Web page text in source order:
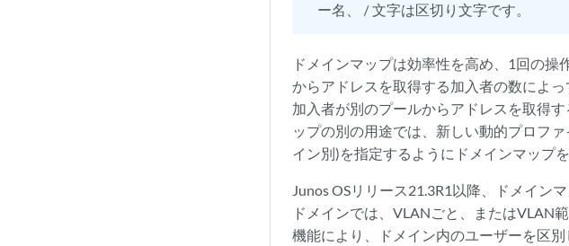
ー名、
/ 文字は区切り文字です。
ドメインマップは効率性を高め、1回の
からアドレスを取得する加入者の数によ
加入者が別のプールからアドレスを取得
ップの別の用途では、新しい動的プロフ
イン別)を指定するようにドメインマップ
Junos OSリリース21.3R1以降、ドメイン
ドメインでは、VLANごと、またはVLAN
機能により、ドメイン内のユーザーを区